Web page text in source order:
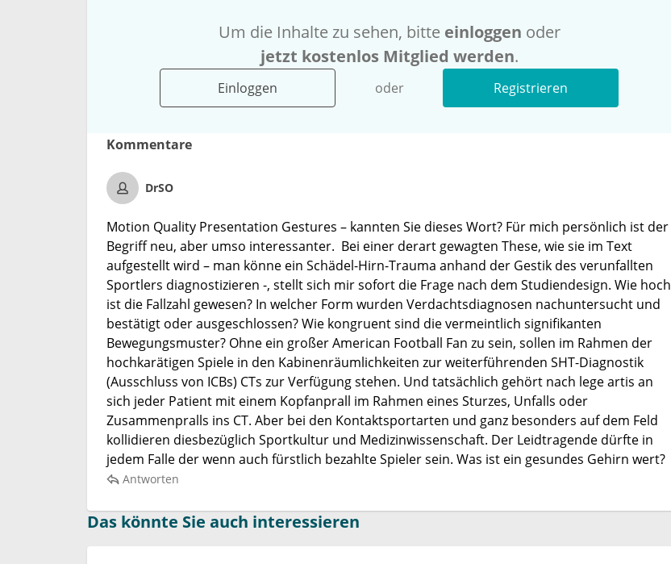
Um die Inhalte zu sehen, bitte einloggen oder
jetzt kostenlos Mitglied werden.
Einloggen oder Registrieren
Kommentare
DrSO
Motion Quality Presentation Gestures – kannten Sie dieses Wort? Für mich persönlich ist der
Begriff neu, aber umso interessanter. Bei einer derart gewagten These, wie sie im Text
aufgestellt wird – man könne ein Schädel-Hirn-Trauma anhand der Gestik des verunfallten
Sportlers diagnostizieren -, stellt sich mir sofort die Frage nach dem Studiendesign. Wie hoch
ist die Fallzahl gewesen? In welcher Form wurden Verdachtsdiagnosen nachuntersucht und
bestätigt oder ausgeschlossen? Wie kongruent sind die vermeintlich signifikanten
Bewegungsmuster? Ohne ein großer American Football Fan zu sein, sollen im Rahmen der
hochkarätigen Spiele in den Kabinenräumlichkeiten zur weiterführenden SHT-Diagnostik
(Ausschluss von ICBs) CTs zur Verfügung stehen. Und tatsächlich gehört nach lege artis an
sich jeder Patient mit einem Kopfanprall im Rahmen eines Sturzes, Unfalls oder
Zusammenpralls ins CT. Aber bei den Kontaktsportarten und ganz besonders auf dem Feld
kollidieren diesbezüglich Sportkultur und Medizinwissenschaft. Der Leidtragende dürfte in
jedem Falle der wenn auch fürstlich bezahlte Spieler sein. Was ist ein gesundes Gehirn wert?
Antworten
Das könnte Sie auch interessieren